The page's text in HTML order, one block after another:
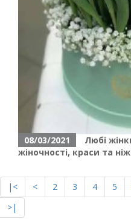
08/03/2021
Любі
жіночності, краси та
|< < 2 3 4 5
>|